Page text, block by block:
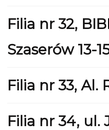
Filia nr 32,
Szaserów 13-
Filia nr 33, Al.
Filia nr 34, ul.